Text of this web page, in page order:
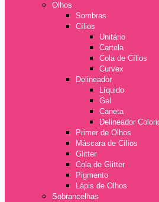
Olhos
Sombras
Cílios
Unitário
Cartela
Cola de Cílios
Curvex
Delineador
Líquido
Gel
Caneta
Delineador
Primer de Olhos
Máscara de Cílios
Glitter
Cola de Glitter
Pigmento
Lápis de Olhos
Sobrancelhas